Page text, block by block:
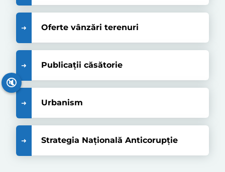
Oferte vânzări terenuri
Publicații căsătorie
Urbanism
Strategia Națională Anticorupție
🔇